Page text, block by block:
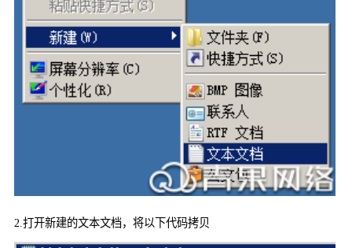
2. 打开新建的文本文档，将以下代码拷贝